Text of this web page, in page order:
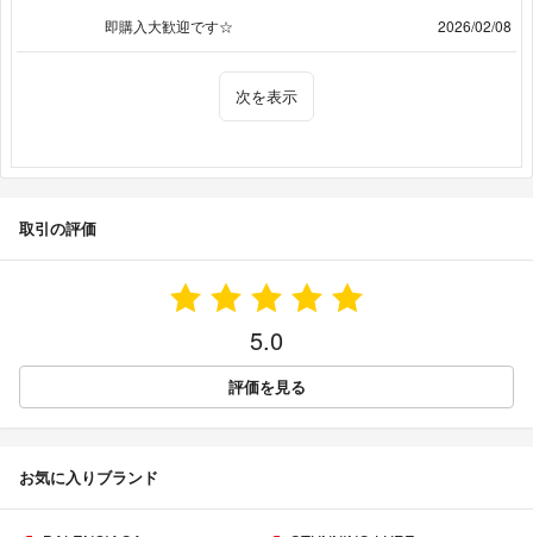
即購入大歓迎です☆
2026/02/08
次を表示
取引の評価
5.0
評価を見る
お気に入りブランド